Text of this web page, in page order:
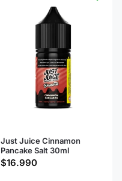
Just Juice Cinnamon
Pancake Salt 30ml
$16.990